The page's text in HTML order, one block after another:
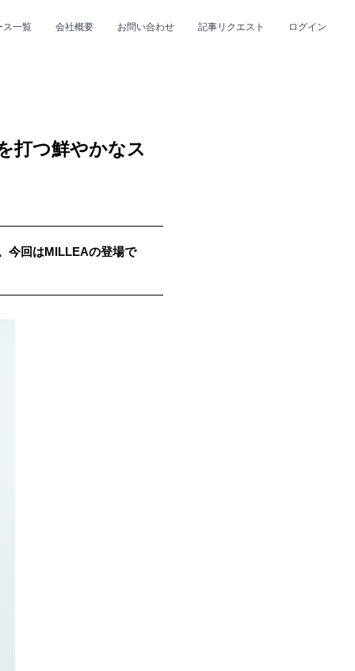
ス一覧 会社概要 お問い合わせ 記事リクエスト ログイン
#R&B/ソウル
打つ鮮やかなス
今回はMILLEAの登場で